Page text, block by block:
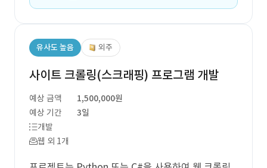
유사도 높음 외주
사이트 크롤링(스크래핑) 프로그램 개발
예상 금액
1,500,000원
예상 기간
3일
개발
웹 외 1개